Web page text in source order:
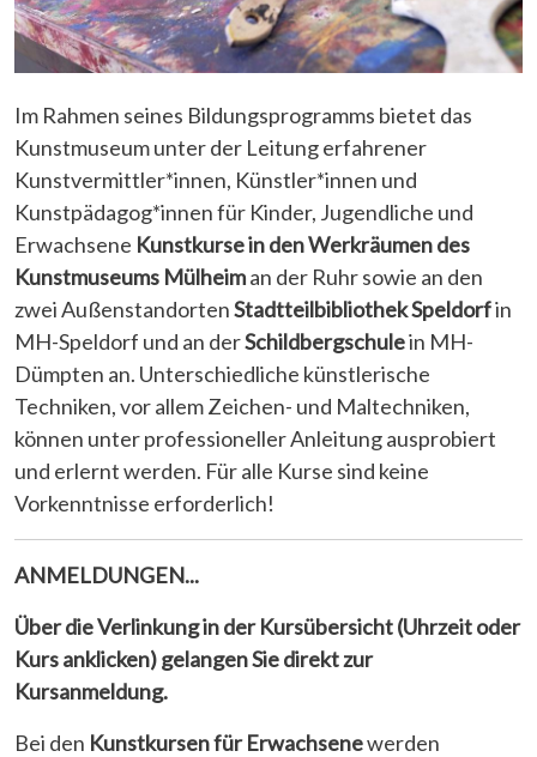
Im Rahmen seines Bildungsprogramms bietet das
Kunstmuseum unter der Leitung erfahrener
Kunstvermittler*innen, Künstler*innen und
Kunstpädagog*innen für Kinder, Jugendliche und
Erwachsene Kunstkurse in den Werkräumen des
Kunstmuseums Mülheiman der Ruhr sowie an den
zwei AußenstandortenStadtteilbibliothek Speldorfin
MH-Speldorf und an derSchildbergschulein MH-
Dümpten an. Unterschiedliche künstlerische
Techniken, vor allem Zeichen- und Maltechniken,
können unter professioneller Anleitung ausprobiert
und erlernt werden. Für alle Kurse sind keine
Vorkenntnisse erforderlich!
ANMELDUNGEN...
Über die Verlinkung in der Kursübersicht (Uhrzeit oder
Kurs anklicken) gelangen Sie direkt zur
Kursanmeldung.
Bei den Kunstkursen für Erwachsenewerden